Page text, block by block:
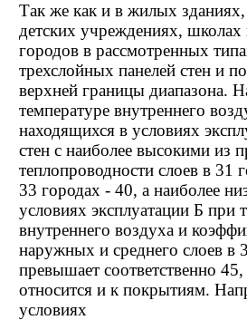
Так же как и в жилых
детских учреждениях,
городов в рассмотренных
трехслойных панелей стен и
верхней границы диапазона.
температуре внутреннего
находящихся в условиях
стен с наиболее высокими из
теплопроводности слоев в 31
33 городах - 40, а наиболее
условиях эксплуатации Б при
внутреннего воздуха и
наружных и среднего слоев в
превышает соответственно
относится и к покрытиям.
условиях